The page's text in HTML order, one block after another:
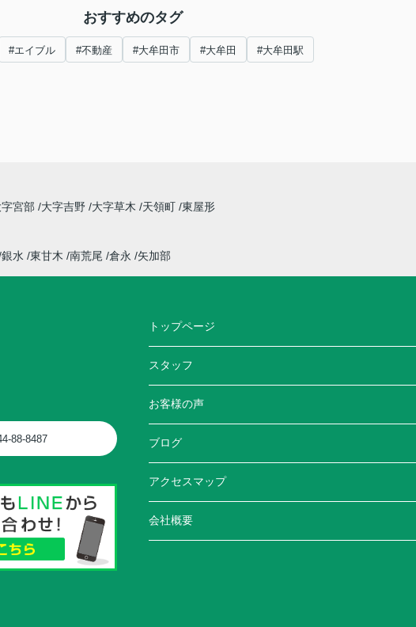
おすすめのタグ
#エイブル #不動産 #大牟田市 #大牟田 #大牟田駅
宮部 大字吉野 大字草木 天領町 東屋形
銀水 東甘木 南荒尾 倉永 矢加部
88-8487
トップページ
スタッフ
お客様の声
ブログ
アクセスマップ
会社概要